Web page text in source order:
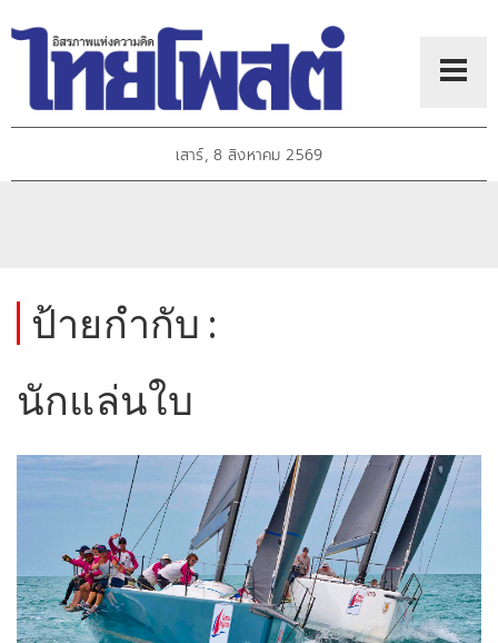
เสาร์, 8 สิงหาคม 2569
ป้ายกำกับ :
นักแล่นใบ